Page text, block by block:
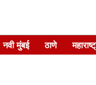
नवी मुंबई ठाणे